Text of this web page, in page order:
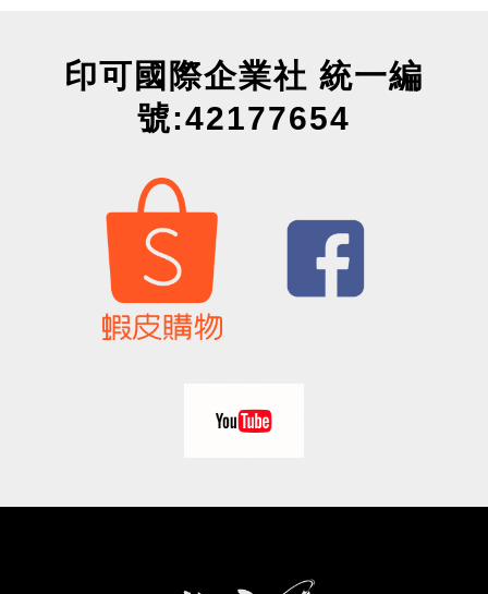
印可國際企業社 統一編
號:42177654